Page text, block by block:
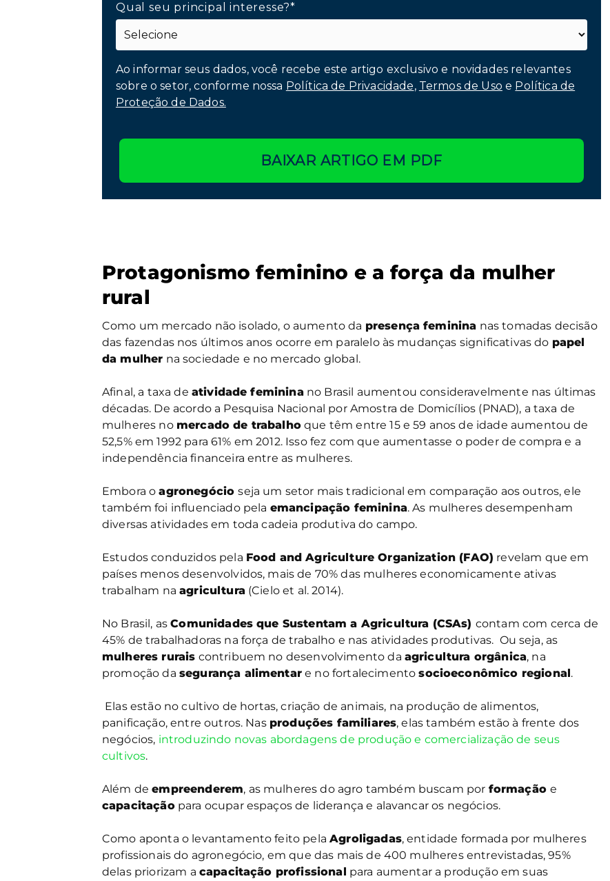
Qual seu principal interesse?*
Ao informar seus dados, você recebe este artigo exclusivo e novidades relevantes
sobre o setor, conforme nossa Política de Privacidade, Termos de Uso e Política de
Proteção de Dados.
BAIXAR ARTIGO EM PDF
Protagonismo feminino e a força da mulher
rural
Como um mercado não isolado, o aumento da presença feminina nas tomadas decisão
das fazendas nos últimos anos ocorre em paralelo às mudanças significativas do papel
da mulher na sociedade e no mercado global.
Afinal, a taxa de atividade femininano Brasil aumentou consideravelmente nas últimas
décadas. De acordo a Pesquisa Nacional por Amostra de Domicílios (PNAD), a taxa de
mulheres no mercado de trabalhoque têm entre 15 e 59 anos de idade aumentou de
52,5% em 1992 para 61% em 2012. Isso fez com que aumentasse o poder de compra e a
independência financeira entre as mulheres.
Embora oagronegócioseja um setor mais tradicional em comparação aos outros, ele
também foi influenciado pela emancipação feminina. As mulheres desempenham
diversas atividades em toda cadeia produtiva do campo.
Estudos conduzidos pela Food and Agriculture Organization (FAO) revelam que em
países menos desenvolvidos, mais de 70% das mulheres economicamente ativas
trabalham naagricultura(Cielo et al. 2014).
No Brasil, asComunidades que Sustentam a Agricultura (CSAs) contam com cerca de
45% de trabalhadoras na força de trabalho e nas atividades produtivas. Ou seja, as
mulheres rurais contribuem no desenvolvimento da agricultura orgânica, na
promoção da segurança alimentare no fortalecimentosocioeconômico regional.
Elas estão no cultivo de hortas, criação de animais, na produção de alimentos,
panificação, entre outros. Nas produções familiares, elas também estão à frente dos
negócios, introduzindo novas abordagens de produção e comercialização de seus
cultivos.
Além deempreenderem, as mulheres do agro também buscam por formaçãoe
capacitaçãopara ocupar espaços de liderança e alavancar os negócios.
Como aponta o levantamento feito pelaAgroligadas, entidade formada por mulheres
profissionais do agronegócio, em que das mais de 400 mulheres entrevistadas, 95%
delas priorizam a capacitação profissional para aumentar a produção em suas